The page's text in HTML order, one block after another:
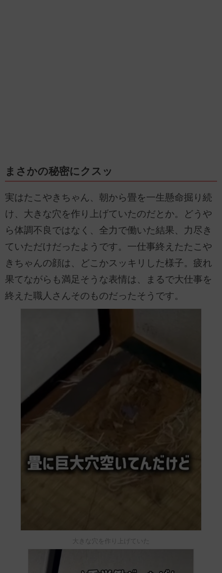
まさかの秘密にクスッ
実はたこやきちゃん、朝から畳を一生懸命掘り続
け、大きな穴を作り上げていたのだとか。どうや
ら体調不良ではなく、全力で働いた結果、力尽き
ていただけだったようです。一仕事終えたたこや
きちゃんの顔は、どこかスッキリした様子。疲れ
果てながらも満足そうな表情は、まるで大仕事を
終えた職人さんそのものだったそうです。
大きな穴を作り上げていた